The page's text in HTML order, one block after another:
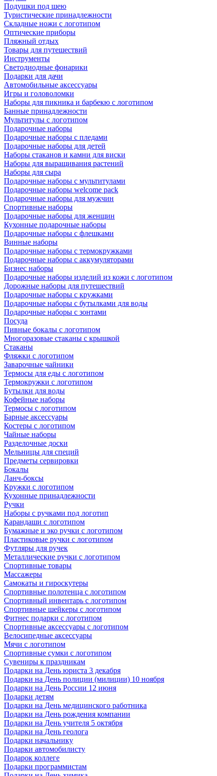
Подушки под шею
Туристические принадлежности
Складные ножи с логотипом
Оптические приборы
Пляжный отдых
Товары для путешествий
Инструменты
Светодиодные фонарики
Подарки для дачи
Автомобильные аксессуары
Игры и головоломки
Наборы для пикника и барбекю с логотипом
Банные принадлежности
Мультитулы с логотипом
Подарочные наборы
Подарочные наборы с пледами
Подарочные наборы для детей
Наборы стаканов и камни для виски
Наборы для выращивания растений
Наборы для сыра
Подарочные наборы с мультитулами
Подарочные наборы welcome pack
Подарочные наборы для мужчин
Спортивные наборы
Подарочные наборы для женщин
Кухонные подарочные наборы
Подарочные наборы с флешками
Винные наборы
Подарочные наборы с термокружками
Подарочные наборы с аккумуляторами
Бизнес наборы
Подарочные наборы изделий из кожи с логотипом
Дорожные наборы для путешествий
Подарочные наборы с кружками
Подарочные наборы с бутылками для воды
Подарочные наборы с зонтами
Посуда
Пивные бокалы с логотипом
Многоразовые стаканы с крышкой
Стаканы
Фляжки с логотипом
Заварочные чайники
Термосы для еды с логотипом
Термокружки с логотипом
Бутылки для воды
Кофейные наборы
Термосы с логотипом
Барные аксессуары
Костеры с логотипом
Чайные наборы
Разделочные доски
Мельницы для специй
Предметы сервировки
Бокалы
Ланч-боксы
Кружки с логотипом
Кухонные принадлежности
Ручки
Наборы с ручками под логотип
Карандаши с логотипом
Бумажные и эко ручки с логотипом
Пластиковые ручки с логотипом
Футляры для ручек
Металлические ручки с логотипом
Спортивные товары
Массажеры
Самокаты и гироскутеры
Спортивные полотенца с логотипом
Спортивный инвентарь с логотипом
Спортивные шейкеры с логотипом
Фитнес подарки с логотипом
Спортивные аксессуары с логотипом
Велосипедные аксессуары
Мячи с логотипом
Спортивные сумки с логотипом
Сувениры к праздникам
Подарки на День юриста 3 декабря
Подарки на День полиции (милиции) 10 ноября
Подарки на День России 12 июня
Подарки детям
Подарки на День медицинского работника
Подарки на День рождения компании
Подарки на День учителя 5 октября
Подарки на День геолога
Подарки начальнику
Подарки автомобилисту
Подарок коллеге
Подарки программистам